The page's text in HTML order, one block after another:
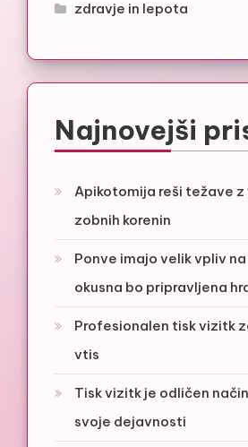
zdravje in lepota
Najnovejši
Apikotomija reši težave
zobnih korenin
Ponve imajo velik vpliv
okusna bo pripravljena
Profesionalen tisk vizitk
vtis
Tisk vizitk je odličen
svoje dejavnosti